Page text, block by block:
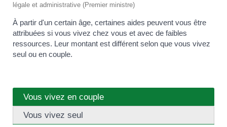
légale et administrative (Premier ministre)
À partir d'un certain âge, certaines aides peuvent vous être
attribuées si vous vivez chez vous et avec de faibles
ressources. Leur montant est différent selon que vous vivez
seul ou en couple.
Vous vivez en couple
Vous vivez seul